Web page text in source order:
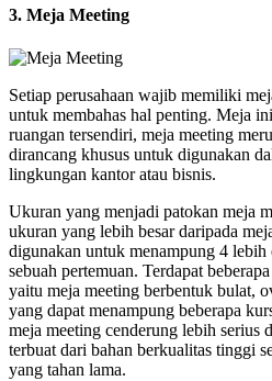
3. Meja Meeting
Setiap perusahaan wajib memiliki
untuk membahas hal penting. Meja
ruangan tersendiri, meja meeting
dirancang khusus untuk digunakan
lingkungan kantor atau bisnis.
Ukuran yang menjadi patokan meja
ukuran yang lebih besar daripada
digunakan untuk menampung 4
sebuah pertemuan. Terdapat
yaitu meja meeting berbentuk bulat,
yang dapat menampung beberapa
meja meeting cenderung lebih serius
terbuat dari bahan berkualitas tinggi
yang tahan lama.